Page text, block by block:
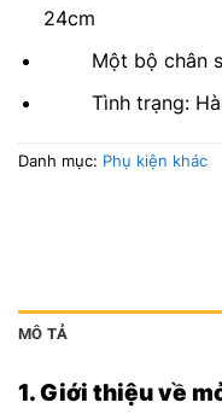
24cm
Một bộ chân
Tình trạng:
Danh mục: Phụ kiện khác
MÔ TẢ
1. Giới thiệu về